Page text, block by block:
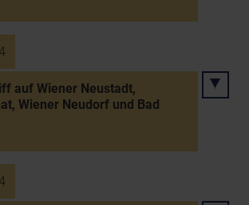
auf Wiener Neustadt,
Wiener Neudorf und Bad